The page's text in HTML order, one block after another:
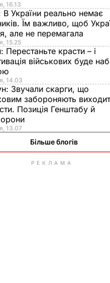
16.13
В України реально немає
Їм важливо, щоб
але не перемагала
15.25
Перестаньте красти – і
військових буде
14.03
Звучали скарги, що
забороняють
Позиція Генштабу й
13.07
Більше блогів
РЕКЛАМА